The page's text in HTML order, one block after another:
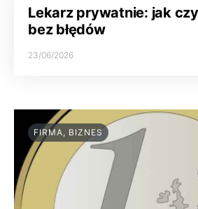
Lekarz prywatnie: jak
bez błędów
23/06/2026
FIRMA, BIZNES